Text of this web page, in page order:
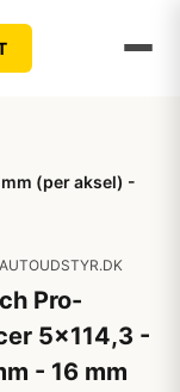
(per aksel) -
Pro-
5x114,3 -
- 16 mm